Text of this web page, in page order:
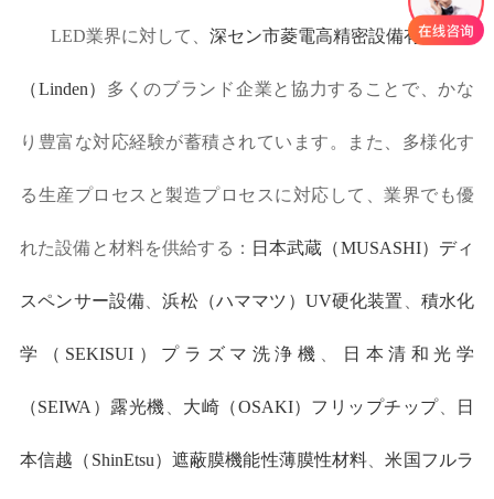
LED業界に対して、 深セン市菱電高精密設備有限公司
（Linden） 多くのブランド企業と協力することで、かな
り豊富な対応経験が蓄積されています。また、多様化す
る生産プロセスと製造プロセスに対応して、業界でも優
れた設備と材料を供給する： 日本武蔵（MUSASHI）ディ
スペンサー設備 、浜松（ハママツ）UV硬化装置 積水化
学（SEKISUI）プラズマ洗浄機 日本清和光学
（SEIWA）露光機 大崎（OSAKI）フリップチップ、 日
本信越（ShinEtsu）遮蔽膜機能性薄膜性材料 、米国フルラ